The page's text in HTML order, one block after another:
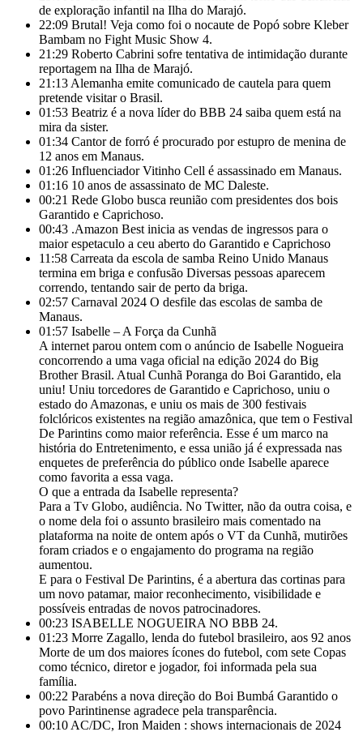
de exploração infantil na Ilha do Marajó.
22:09 Brutal! Veja como foi o nocaute de Popó sobre Kleber
Bambam no Fight Music Show 4.
21:29 Roberto Cabrini sofre tentativa de intimidação durante
reportagem na Ilha de Marajó.
21:13 Alemanha emite comunicado de cautela para quem
pretende visitar o Brasil.
01:53 Beatriz é a nova líder do BBB 24 saiba quem está na
mira da sister.
01:34 Cantor de forró é procurado por estupro de menina de
12 anos em Manaus.
01:26 Influenciador Vitinho Cell é assassinado em Manaus.
01:16 10 anos de assassinato de MC Daleste.
00:21 Rede Globo busca reunião com presidentes dos bois
Garantido e Caprichoso.
00:43 .Amazon Best inicia as vendas de ingressos para o
maior espetaculo a ceu aberto do Garantido e Caprichoso
11:58 Carreata da escola de samba Reino Unido Manaus
termina em briga e confusão Diversas pessoas aparecem
correndo, tentando sair de perto da briga.
02:57 Carnaval 2024 O desfile das escolas de samba de
Manaus.
01:57 Isabelle – A Força da Cunhã
A internet parou ontem com o anúncio de Isabelle Nogueira
concorrendo a uma vaga oficial na edição 2024 do Big
Brother Brasil. Atual Cunhã Poranga do Boi Garantido, ela
uniu! Uniu torcedores de Garantido e Caprichoso, uniu o
estado do Amazonas, e uniu os mais de 300 festivais
folclóricos existentes na região amazônica, que tem o Festival
De Parintins como maior referência. Esse é um marco na
história do Entretenimento, e essa união já é expressada nas
enquetes de preferência do público onde Isabelle aparece
como favorita a essa vaga.
O que a entrada da Isabelle representa?
Para a Tv Globo, audiência. No Twitter, não da outra coisa, e
o nome dela foi o assunto brasileiro mais comentado na
plataforma na noite de ontem após o VT da Cunhã, mutirões
foram criados e o engajamento do programa na região
aumentou.
E para o Festival De Parintins, é a abertura das cortinas para
um novo patamar, maior reconhecimento, visibilidade e
possíveis entradas de novos patrocinadores.
00:23 ISABELLE NOGUEIRA NO BBB 24.
01:23 Morre Zagallo, lenda do futebol brasileiro, aos 92 anos
Morte de um dos maiores ícones do futebol, com sete Copas
como técnico, diretor e jogador, foi informada pela sua
família.
00:22 Parabéns a nova direção do Boi Bumbá Garantido o
povo Parintinense agradece pela transparência.
00:10 AC/DC, Iron Maiden : shows internacionais de 2024